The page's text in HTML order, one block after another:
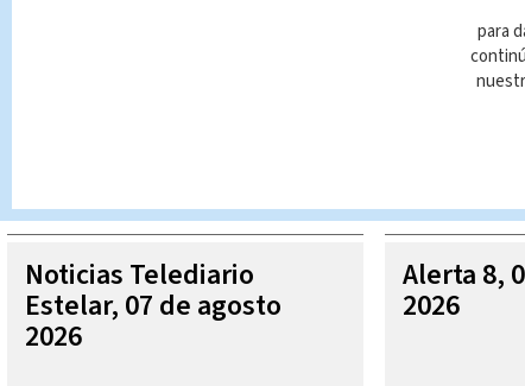
Queda prohibida la reproducción total o parcial del
Noticias Telediario
Estelar, 07 de agosto
2026
Alerta 8,
2026
para